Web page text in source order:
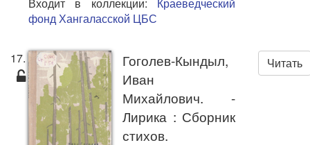
фонд Хангаласской ЦБС
17. Читать
Гоголев-Кындыл,
Иван
Михайлович. -
Лирика : Сборник
стихов.